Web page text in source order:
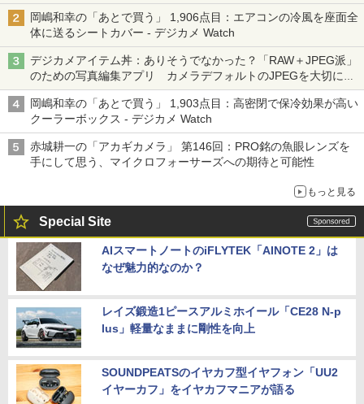
岡嶋和幸の「あとで買う」 1,906点目：エアコンの冷風を座面全
体に送るシートカバー - デジカメ Watch
デジカメアイテム丼：ありそうでなかった？「RAW＋JPEG派」
のための写真編集アプリ カメラデフォルトのJPEGを大切にす
る「Filmator」
岡嶋和幸の「あとで買う」 1,903点目：高密閉で保冷効果が高い
クーラーボックス - デジカメ Watch
赤城耕一の「アカギカメラ」 第146回：PRO銘の魚眼レンズを
手にして思う、マイクロフォーサーズへの期待と可能性
もっと見る
Special Site
AIスマートノートのiFLYTEK「AINOTE 2」は
なぜ魅力的なのか？
レイズ鍛造1ピースアルミホイール「CE28 N-p
lus」軽量なままに剛性を向上
SOUNDPEATSのイヤカフ型イヤフォン「UU2
イヤーカフ」をイヤカフマニアが語る